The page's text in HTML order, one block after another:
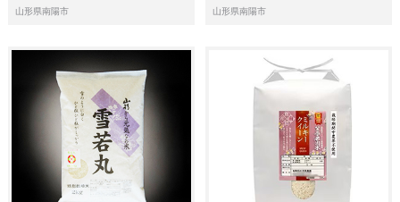
山形県南陽市 山形県南陽市